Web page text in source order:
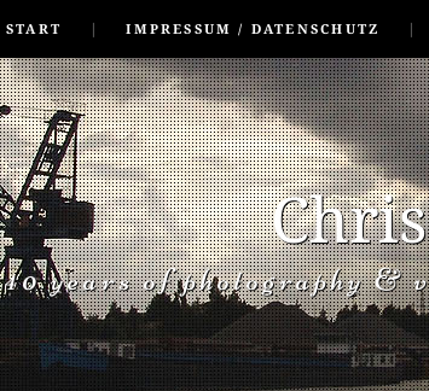
START
IMPRESSUM / DATENSCHUTZ
40 years of photography &